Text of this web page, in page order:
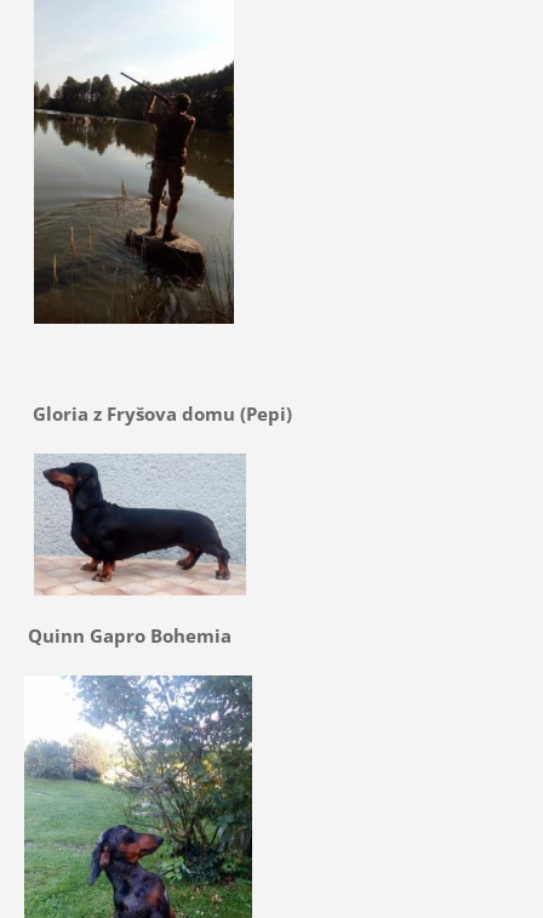
Gloria z Fryšova domu (Pepi)
Quinn Gapro Bohemia